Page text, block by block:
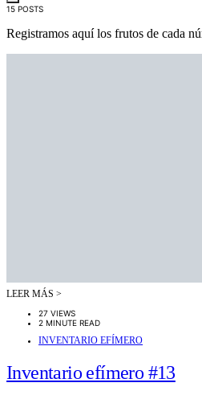
15 POSTS
Registramos aquí los frutos de cada
LEER MÁS >
27 VIEWS
2 MINUTE READ
INVENTARIO EFÍMERO
Inventario efímero #13